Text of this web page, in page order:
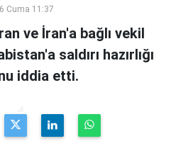
Cuma 11:37
ve İran'a bağlı vekil
saldırı hazırlığı
iddia etti.